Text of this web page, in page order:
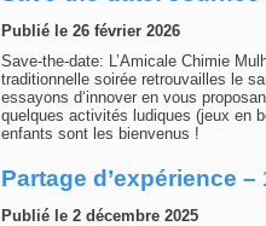
Publié le 26 février 2026
Save-the-date: L’Amicale Chimie
traditionnelle soirée retrouvailles le
essayons d‘innover en vous
quelques activités ludiques (jeux en
enfants sont les bienvenus !
Partage d’expérience –
Publié le 2 décembre 2025